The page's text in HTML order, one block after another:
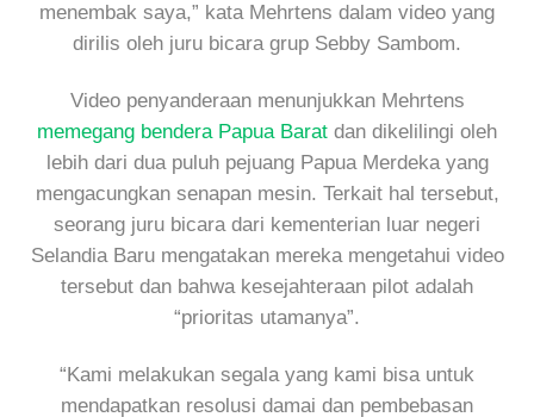
menembak saya,” kata Mehrtens dalam video yang
dirilis oleh juru bicara grup Sebby Sambom.
Video penyanderaan menunjukkan Mehrtens
memegang bendera Papua Barat dan dikelilingi oleh
lebih dari dua puluh pejuang Papua Merdeka yang
mengacungkan senapan mesin. Terkait hal tersebut,
seorang juru bicara dari kementerian luar negeri
Selandia Baru mengatakan mereka mengetahui video
tersebut dan bahwa kesejahteraan pilot adalah
“prioritas utamanya”.
“Kami melakukan segala yang kami bisa untuk
mendapatkan resolusi damai dan pembebasan